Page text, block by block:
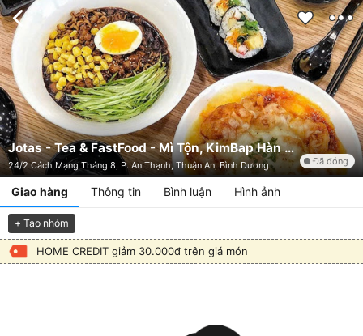
Jotas - Tea & FastFood - Mì Tộn, KimBap Hàn Quốc & Trà
24/2 Cách Mạng Tháng 8, P. An Thạnh, Thuận An, Bình Dương Đã đóng
Giao hàng Thông tin Bình luận Hình ảnh
+ Tạo nhóm
HOME CREDIT giảm 30.000đ trên giá món